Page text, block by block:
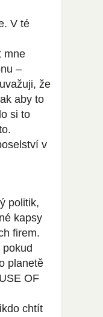
V té
mne
–
že
aby to
si to
v
politik,
kapsy
firem.
planetě
OF
chtít